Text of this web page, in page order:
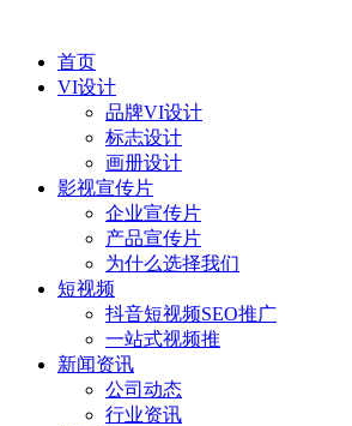
首页
VI设计
品牌VI设计
标志设计
画册设计
影视宣传片
企业宣传片
产品宣传片
为什么选择我们
短视频
抖音短视频SEO推广
一站式视频推
新闻资讯
公司动态
行业资讯